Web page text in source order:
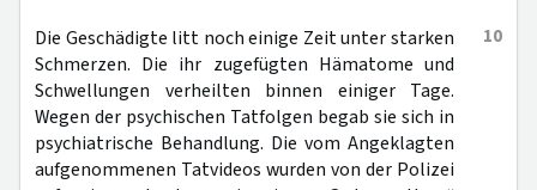
10
Die Geschädigte litt noch einige Zeit unter starken
Schmerzen. Die ihr zugefügten Hämatome und
Schwellungen verheilten binnen einiger Tage.
Wegen der psychischen Tatfolgen begab sie sich in
psychiatrische Behandlung. Die vom Angeklagten
aufgenommenen Tatvideos wurden von der Polizei